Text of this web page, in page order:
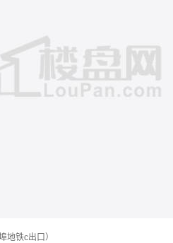
地铁c出口）